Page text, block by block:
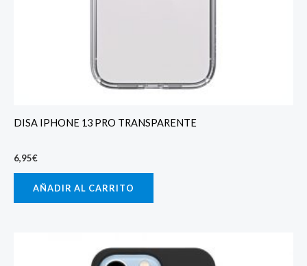
DISA IPHONE 13 PRO TRANSPARENTE
6,95€
AÑADIR AL CARRITO